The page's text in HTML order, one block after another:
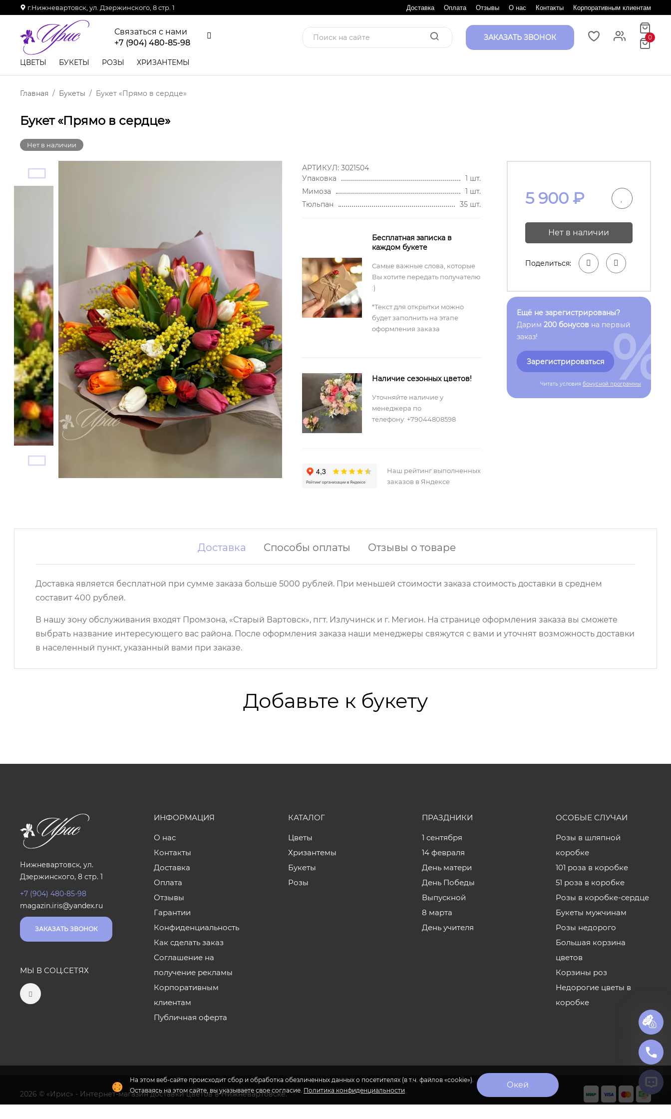
г.Нижневартовск, ул. Дзержинского, 8 стр. 1 Доставка Оплата Отзывы О нас Контакты Корпоративным клиентам
Связаться с нами
+7 (904) 480-85-98
ЗАКАЗАТЬ ЗВОНОК 0
ЦВЕТЫ БУКЕТЫ РОЗЫ ХРИЗАНТЕМЫ
Главная Букеты Букет «Прямо в сердце»
Букет «Прямо в сердце»
Нет в наличии
АРТИКУЛ: 3021504
Упаковка
1 шт.
Мимоза
1 шт.
Тюльпан
35 шт.
Бесплатная записка в
каждом букете
Самые важные слова, которые
Вы хотите передать получателю
:)
*Текст для открытки можно
будет заполнить на этапе
оформления заказа
Наличие сезонных цветов!
Уточняйте наличие у
менеджера по
телефону: +79044808598
Наш рейтинг выполненных
заказов в Яндексе
5 900₽
Нет в наличии
Поделиться:
Ещё не зарегистрированы?
Дарим 200 бонусов на первый
заказ!
Зарегистрироваться
Читать условия бонусной программы
%
Доставка Способы оплаты Отзывы о товаре
Доставка является бесплатной при сумме заказа больше 5000 рублей. При меньшей стоимости заказа стоимость доставки в среднем
составит 400 рублей.
В нашу зону обслуживания входят Промзона, «Старый Вартовск», пгт. Излучинск и г. Мегион. На странице оформления заказа вы сможете
выбрать название интересующего вас района. После оформления заказа наши менеджеры свяжутся с вами и уточнят возможность доставки
в населенный пункт, указанный вами при заказе.
Добавьте к букету
На этом веб-сайте происходит сбор и обработка обезличенных данных о посетителях (в т.ч. файлов «cookie»).
Оставаясь на этом сайте, вы указываете свое согласие. Политика конфиденциальности
Окей
Нижневартовск, ул.
Дзержинского, 8 стр. 1
+7 (904) 480-85-98
magazin.iris@yandex.ru
ЗАКАЗАТЬ ЗВОНОК
МЫ В СОЦ.СЕТЯХ
ИНФОРМАЦИЯ
О нас
Контакты
Доставка
Оплата
Отзывы
Гарантии
Конфиденциальность
Как сделать заказ
Соглашение на
получение рекламы
Корпоративным
клиентам
Публичная оферта
КАТАЛОГ
Цветы
Хризантемы
Букеты
Розы
ПРАЗДНИКИ
1 сентября
14 февраля
День матери
День Победы
Выпускной
8 марта
День учителя
ОСОБЫЕ СЛУЧАИ
Розы в шляпной
коробке
101 роза в коробке
51 роза в коробке
Розы в коробке-сердце
Букеты мужчинам
Розы недорого
Большая корзина
цветов
Корзины роз
Недорогие цветы в
коробке
2026 © «Ирис» - Интернет-магазин доставки цветов в Нижневартовске.